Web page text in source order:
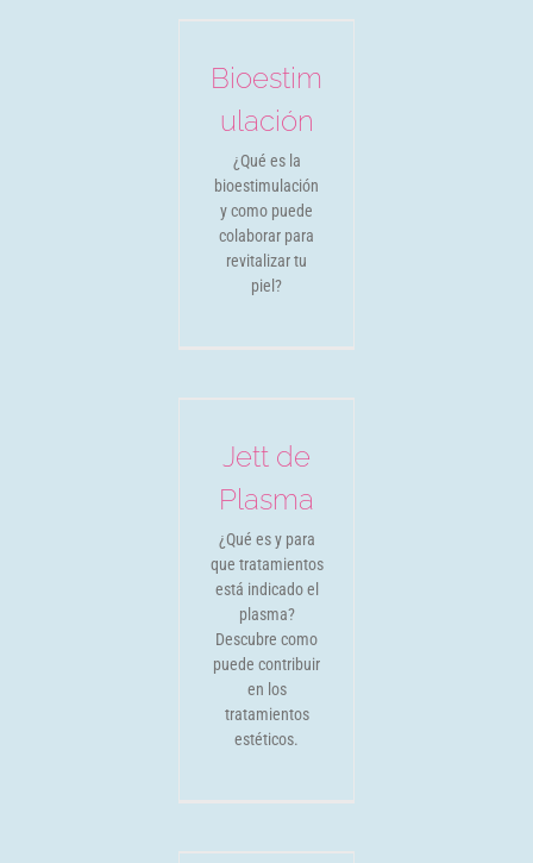
Bioestim
ulación
¿Qué es la
bioestimulación
y como puede
colaborar para
revitalizar tu
piel?
Jett de
Plasma
¿Qué es y para
que tratamientos
está indicado el
plasma?
Descubre como
puede contribuir
en los
tratamientos
estéticos.